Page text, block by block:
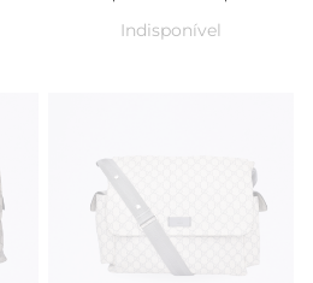
Indisponível